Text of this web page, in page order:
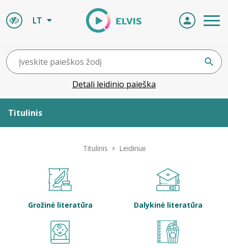
LT
Detali leidinio paieška
Titulinis
Titulinis Leidiniai
Grožinė literatūra Dalykinė literatūra